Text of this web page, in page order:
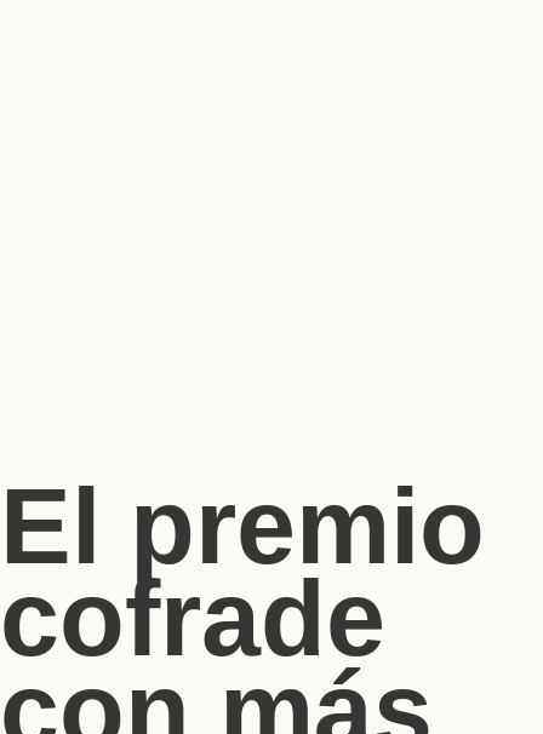
El premio
cofrade